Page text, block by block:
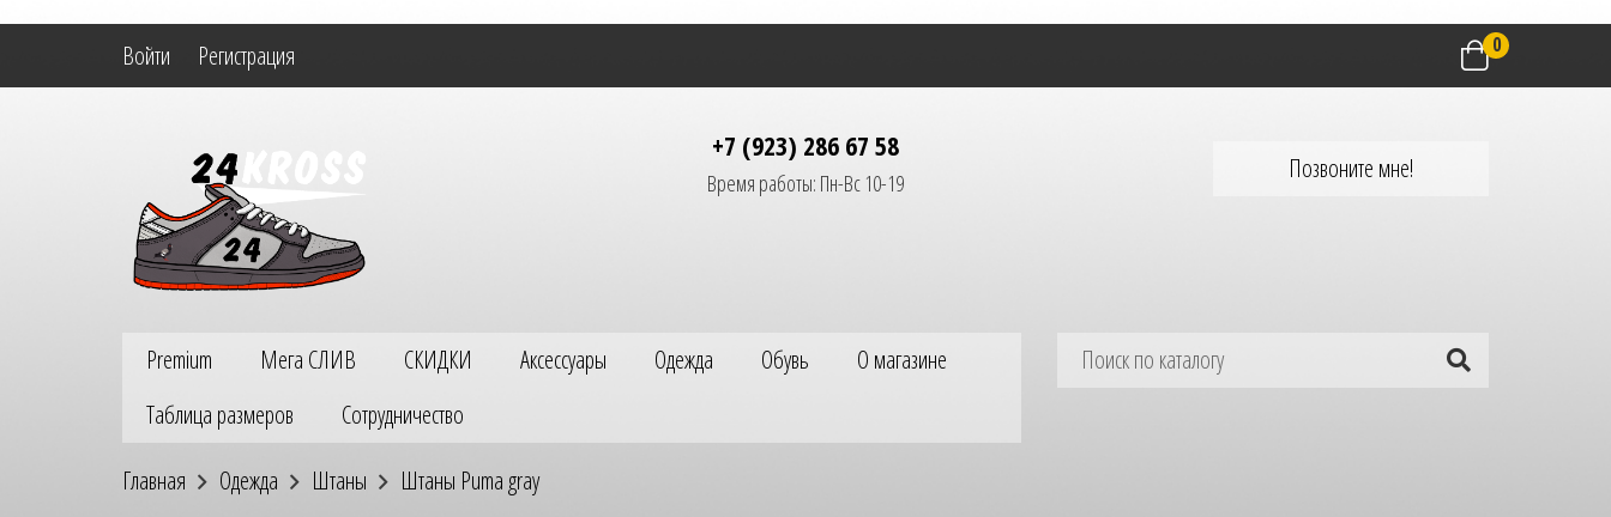
Войти Регистрация 0
+7 (923) 286 67 58
Время работы: Пн-Вс 10-19 Позвоните мне!
Premium Мега СЛИВ СКИДКИ Аксессуары Одежда Обувь
О магазине
Таблица размеров
Сотрудничество
Главная Одежда Штаны Штаны Puma gray